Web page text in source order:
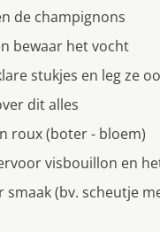
de champignons
bewaar het vocht
stukjes en leg ze
dit alles
roux (boter - bloem)
visbouillon en
smaak (bv. scheutje